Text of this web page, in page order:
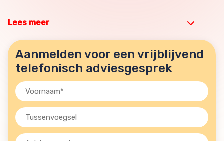
Lees meer
Aanmelden voor een vrijblijvend
telefonisch adviesgesprek
Voornaam
(Vereist)
Tussenvoegsel
Achternaam